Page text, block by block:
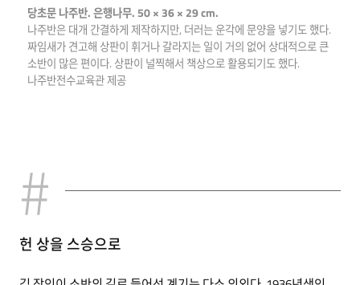
당초문 나주반. 은행나무. 50 × 36 × 29 cm.
나주반은 대개 간결하게 제작하지만, 더러는 운각에 문양을 넣기도 했다.
짜임새가 견고해 상판이 휘거나 갈라지는 일이 거의 없어 상대적으로 큰
소반이 많은 편이다. 상판이 널찍해서 책상으로 활용되기도 했다.
나주반전수교육관 제공
헌 상을 스승으로